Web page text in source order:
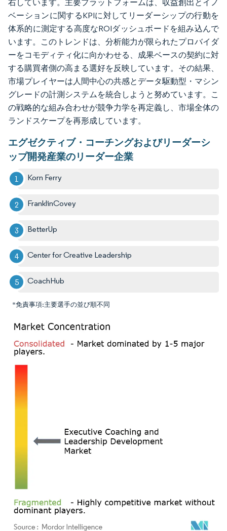
右しています。主要プラットフォームは、収益創出とイノ
ベーションに関するKPIに対してリーダーシップの行動を
体系的に測定する高度なROIダッシュボードを組み込んで
います。このトレンドは、分析能力が限られたプロバイダ
ーをコモディティ化に向かわせる、成果ベースの契約に対
する購買者側の高まる選好を反映しています。その結果、
市場プレイヤーは人間中心の共感とデータ駆動型・マシン
グレードの計測システムを統合しようと努めています。こ
の戦略的な組み合わせが競争力学を再定義し、市場全体の
ランドスケープを再形成しています。
エグゼクティブ・コーチングおよびリーダーシ
ップ開発産業のリーダー企業
Korn Ferry
FranklinCovey
BetterUp
Center for Creative Leadership
CoachHub
*免責事項:主要選手の並び順不同